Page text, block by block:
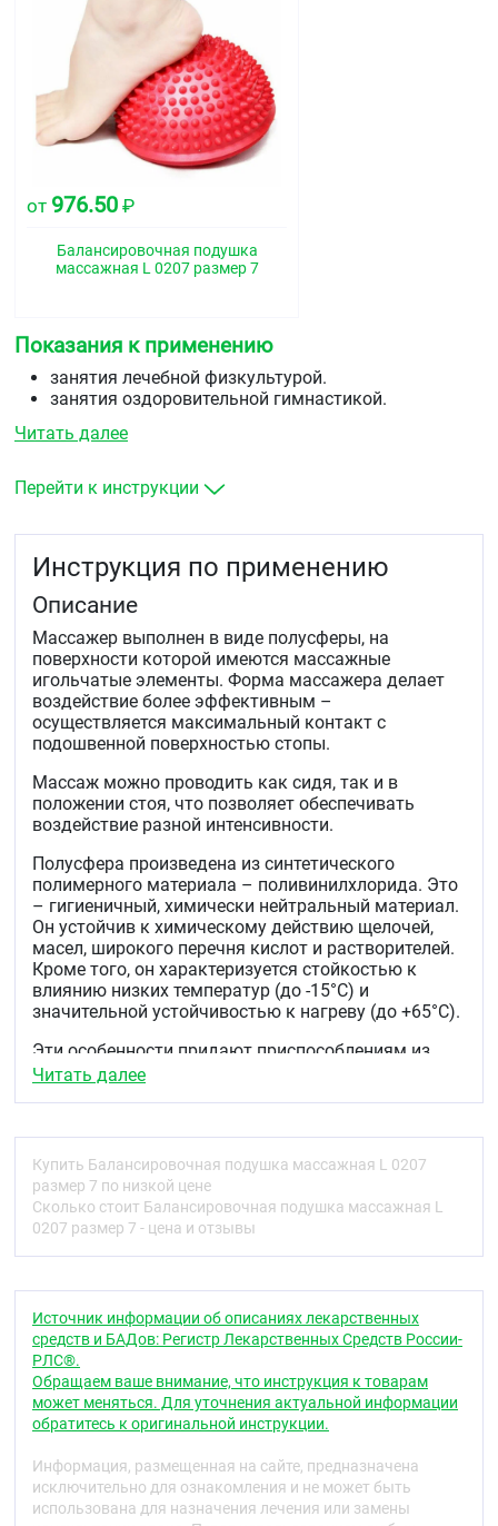
от 976.50 ₽
Балансировочная подушка
массажная L 0207 размер 7
Показания к применению
занятия лечебной физкультурой.
занятия оздоровительной гимнастикой.
дегенеративно-
двигательного&nbspаппарата.
гипотрофия мышц.
и&nbspопераций.
плоскостопие
плосковальгусная деформация стоп.
Читать далее
Перейти к инструкции
Инструкция по применению
Описание
Массажер выполнен в виде полусферы, на
поверхности которой имеются массажные
игольчатые элементы. Форма массажера делает
воздействие более эффективным –
осуществляется максимальный контакт с
подошвенной поверхностью стопы.
Массаж можно проводить как сидя, так и в
положении стоя, что позволяет обеспечивать
воздействие разной интенсивности.
Полусфера произведена из синтетического
полимерного материала – поливинилхлорида. Это
– гигиеничный, химически нейтральный материал.
Он устойчив к химическому действию щелочей,
масел, широкого перечня кислот и растворителей.
Кроме того, он характеризуется стойкостью к
влиянию низких температур (до -15°C) и
значительной устойчивостью к нагреву (до +65°С).
Эти особенности придают приспособлениям из
ПВХ износостойкость и позволяют долго
наносить разные лекарственные средства (мази,
кремы и прочие). Как и многие другие материалы
подобного типа, ПВХ характеризуется
растяжимостью и эластичностью, поэтому из него
часто изготавливают мячи и различные
массажные изделия.
Гигиеничный материал.
Возможно выполнение разных массажных
приемов как в положении сидя, так и в
положении стоя.
Широкий спектр показаний к использованию.
Массаж помогает справиться с болями и
влияет на настроение и эмоциональный фон.
Для улучшения координации и баланса.
Повышение физической активности и
Читать далее
Купить Балансировочная подушка массажная L 0207
размер 7 по низкой цене
Сколько стоит Балансировочная подушка массажная L
0207 размер 7 - цена и отзывы
Источник информации об описаниях лекарственных
средств и БАДов: Регистр Лекарственных Средств России-
РЛС®.
Обращаем ваше внимание, что инструкция к товарам
может меняться. Для уточнения актуальной информации
обратитесь к оригинальной инструкции.
Информация, размещенная на сайте, предназначена
исключительно для ознакомления и не может быть
использована для назначения лечения или замены